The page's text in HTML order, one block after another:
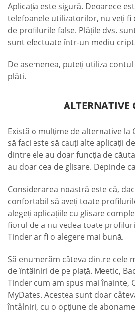
Aplicația este sigură. Deoarece
telefoanele utilizatorilor, nu veți
de profilurile false. Plățile dvs.
sunt efectuate într-un mediu
De asemenea, puteți utiliza
plăti.
ALTERNATIVE
Există o mulțime de alternative la
să faci este să cauți alte aplicații
dintre ele au doar funcția de
au doar cea de glisare. Depinde
Considerarea noastră este că,
confortabil să aveți toate
alegeți aplicațiile cu glisare
fiorul de a nu vedea toate
Tinder ar fi o alegere mai bună.
Să enumerăm câteva dintre cele
de întâlniri de pe piață. Meetic,
Tinder cum am spus mai înainte,
MyDates. Acestea sunt doar
întâlniri, cu o opțiune de